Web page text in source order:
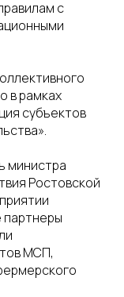
с
в рамках
субъектов
министра
Ростовской
партнеры
МСП,